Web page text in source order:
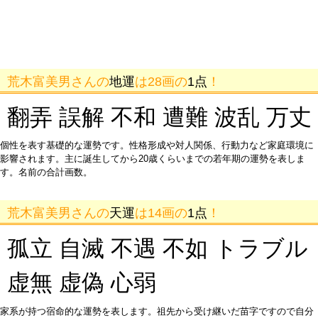
荒木富美男さんの地運は28画の1点 ！
翻弄 誤解 不和 遭難 波乱 万丈
個性を表す基礎的な運勢です。性格形成や対人関係、行動力など家庭環境に
影響されます。主に誕生してから20歳くらいまでの若年期の運勢を表しま
す。名前の合計画数。
荒木富美男さんの天運は14画の1点 ！
孤立 自滅 不遇 不如 トラブル
虚無 虚偽 心弱
家系が持つ宿命的な運勢を表します。祖先から受け継いだ苗字ですので自分